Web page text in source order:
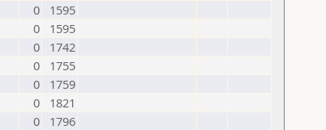
0
1595
0
1595
0
1742
0
1755
0
1759
0
1821
0
1796